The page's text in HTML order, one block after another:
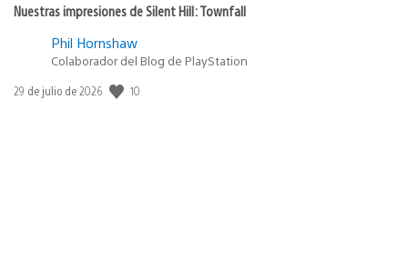
Nuestras impresiones de Silent Hill: Townfall
Phil Hornshaw
Colaborador del Blog de PlayStation
Fecha
29 de julio de 2026 10